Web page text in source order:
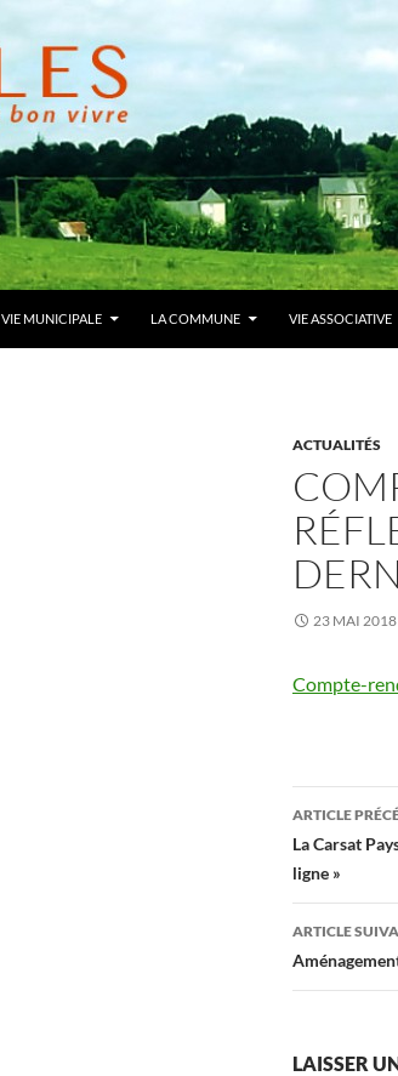
VIE MUNICIPALE LA COMMUNE VIE ASSOCIATIVE
ACTUALITÉS
23 MAI 2018
Compte-
des
articles
ARTICLE
La Carsat
ligne »
ARTICLE
LAISSER